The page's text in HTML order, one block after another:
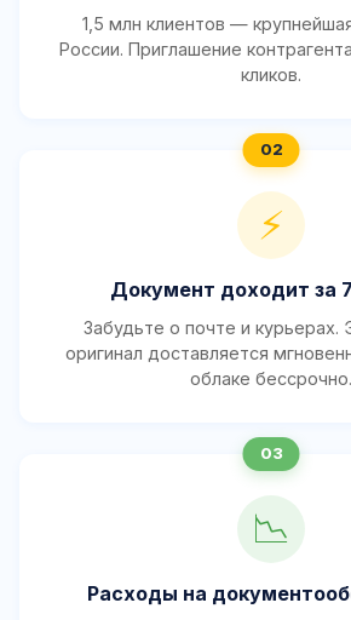
1,5 млн клиентов —
России. Приглашение
кликов.
⚡
Документ доходит за
Забудьте о почте и курьерах.
оригинал доставляется
облаке бессрочно.
📉
Расходы на